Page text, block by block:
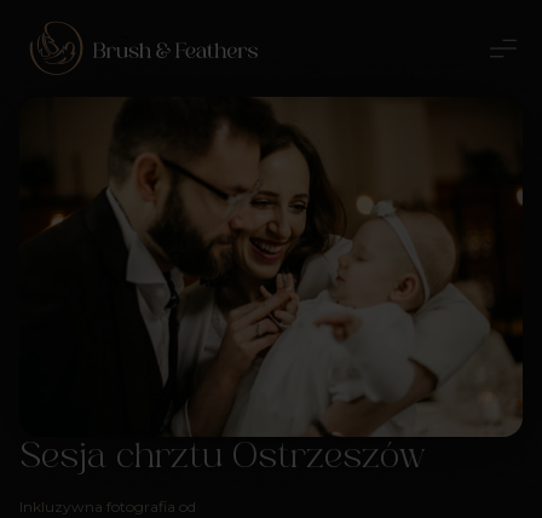
Sesja chrztu Ostrzeszów
Inkluzywna fotografia od